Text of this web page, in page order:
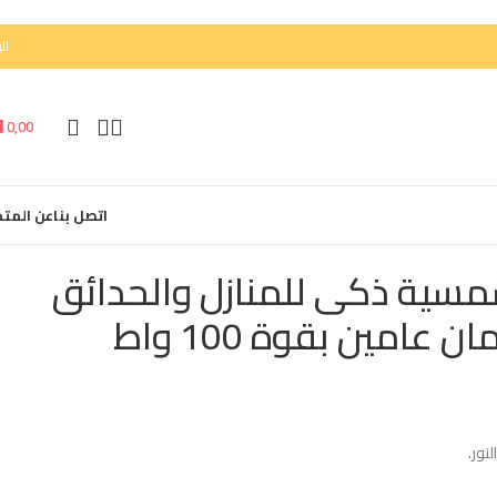
0,00
اتصل بناعن
ذكى للمنازل والحدائق
بقوة 100 واط